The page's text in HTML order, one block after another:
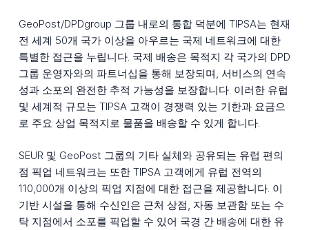
GeoPost/DPDgroup 그룹 내로의 통합 덕분에 TIPSA는 현재
전 세계 50개 국가 이상을 아우르는 국제 네트워크에 대한
특별한 접근을 누립니다. 국제 배송은 목적지 각 국가의 DPD
그룹 운영자와의 파트너십을 통해 보장되며, 서비스의 연속
성과 소포의 완전한 추적 가능성을 보장합니다. 이러한 유럽
및 세계적 규모는 TIPSA 고객이 경쟁력 있는 기한과 요금으
로 주요 상업 목적지로 물품을 배송할 수 있게 합니다.
SEUR 및 GeoPost 그룹의 기타 실체와 공유되는 유럽 편의
점 픽업 네트워크는 또한 TIPSA 고객에게 유럽 전역의
110,000개 이상의 픽업 지점에 대한 접근을 제공합니다. 이
기반 시설을 통해 수신인은 근처 상점, 자동 보관함 또는 수
탁 지점에서 소포를 픽업할 수 있어 국경 간 배송에 대한 유